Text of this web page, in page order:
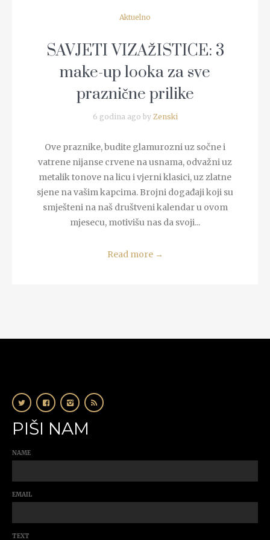
Aktuelno
SAVJETI VIZAŽISTICE: 3
make-up looka za sve
praznične prilike
6 godina ago by Zenski
Ove praznike, budite glamurozni uz sočne i
vatrene nijanse crvene na usnama, odvažni uz
metalik tonove na licu i vjerni klasici, uz zlatne
sjene na vašim kapcima. Brojni događaji koji su
smješteni na naš društveni kalendar u ovom
mjesecu, motivišu nas da svoji...
Read more →
PIŠI NAM
NAME
EMAIL
TEXT